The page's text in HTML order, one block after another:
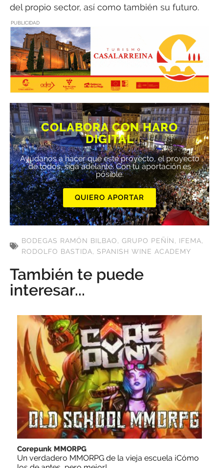
del propio sector, así como también su futuro.
PUBLICIDAD
COLABORA CON HARO
DIGITAL
Ayúdanos a hacer que este proyecto, el proyecto
de todos, siga adelante. Con tu aportación es
posible.
QUIERO APORTAR
BODEGAS RAMÓN BILBAO, GRUPO PEÑÍN, IFEMA,
RODOLFO BASTIDA, SPANISH WINE ACADEMY
También te puede
interesar...
Corepunk MMORPG
Un verdadero MMORPG de la vieja escuela ¡Cómo